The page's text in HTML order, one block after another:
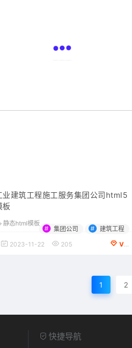
业建筑工程施工服务集团公司html5
板
静态html模板
# 集团公司 # 建筑工程
2023-11-22 205 VIP会员专享
1 2
快捷导航